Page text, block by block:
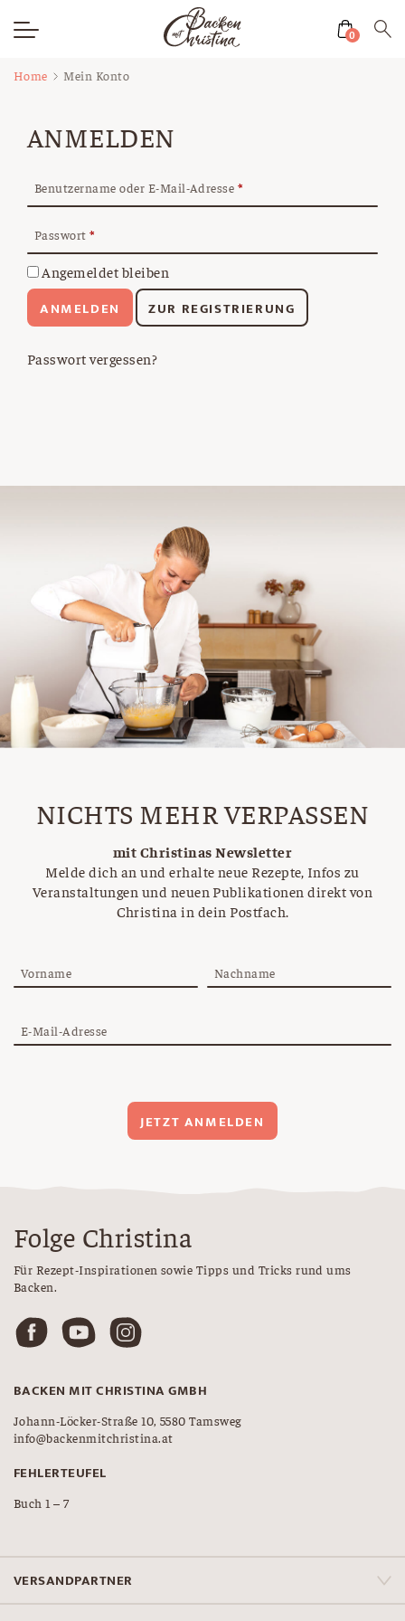
0
Home Mein Konto
ANMELDEN
Benutzername oder E-Mail-Adresse *
Passwort*
Angemeldet bleiben
ANMELDEN ZUR REGISTRIERUNG
Passwort vergessen?
NICHTS MEHR VERPASSEN
mit Christinas Newsletter
Melde dich an und erhalte neue Rezepte, Infos zu
Veranstaltungen und neuen Publikationen direkt von
Christina in dein Postfach.
Vorname Nachname
E-Mail-Adresse
JETZT ANMELDEN
Folge Christina
Für Rezept-Inspirationen sowie Tipps und Tricks rund ums
Backen.
BACKEN MIT CHRISTINA GMBH
Johann-Löcker-Straße 10, 5580 Tamsweg
info@backenmitchristina.at
FEHLERTEUFEL
Buch 1 – 7
VERSANDPARTNER